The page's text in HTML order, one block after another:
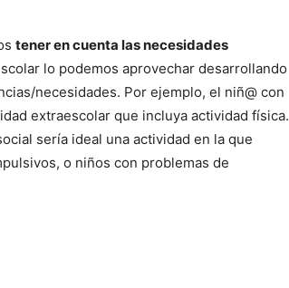
tener en cuenta las necesidades
lo podemos aprovechar desarrollando
necesidades. Por ejemplo, el niñ@ con
extraescolar que incluya actividad física.
sería ideal una actividad en la que
o niños con problemas de